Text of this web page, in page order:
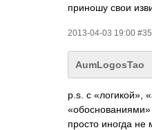
приношу свои
2013-04-03 19:00
AumLogosTao
p.s. c «логикой»,
просто иногда не